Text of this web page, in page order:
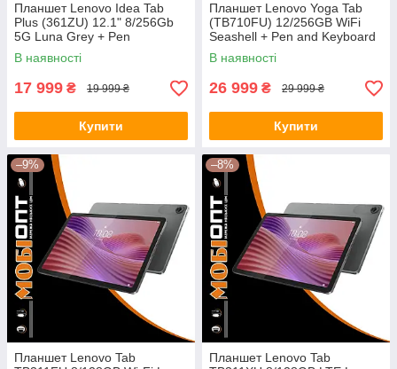
Планшет Lenovo Idea Tab
Plus (361ZU) 12.1" 8/256Gb
5G Luna Grey + Pen
(ZAGF0114UA) UA UCRF
В наявності
17 999 ₴ 19 999 ₴
Купити
Планшет Lenovo Yoga Tab
(TB710FU) 12/256GB WiFi
Seashell + Pen and Keyboard
(ZAG60180UA) UA UCRF
В наявності
26 999 ₴ 29 999 ₴
Купити
–9%
Планшет Lenovo Tab
–8%
Планшет Lenovo Tab